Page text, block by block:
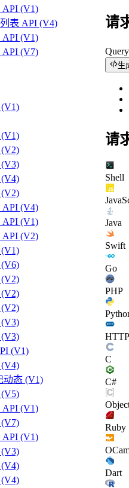
(V1)
表 API (V4)
(V1)
(V7)
(V4)
(V1)
(V2)
(V1)
动态 (V1)
(V1)
(V1)
请
生
请
Shell
Java
Swift
Go
PHP
HTTP
C
C#
Ruby
Dart